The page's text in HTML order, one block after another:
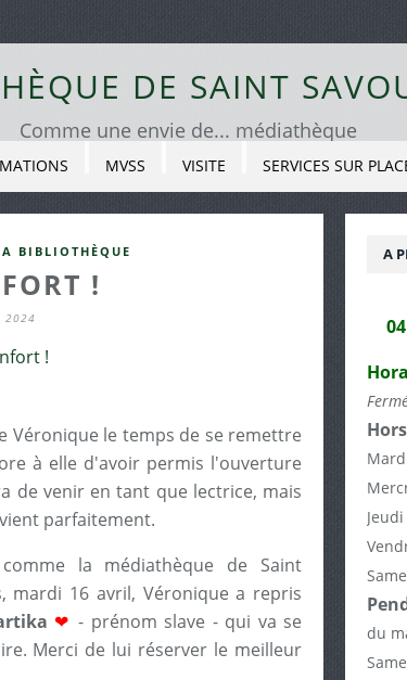
DE SAINT
Comme une envie de... médiathèque
MVSS VISITE SERVICES SUR
BIBLIOTHÈQUE
!
2024
Véronique le temps de se remettre
à elle d'avoir permis l'ouverture
de venir en tant que lectrice, mais
parfaitement.
la médiathèque de Saint
mardi 16 avril, Véronique a repris
❤ - prénom slave - qui va se
Merci de lui réserver le meilleur
A
du